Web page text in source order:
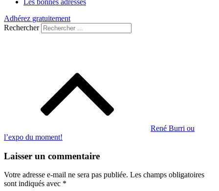
Les bonnes adresses
Adhérez gratuitement
Rechercher
René Burri ou
l’expo du moment!
Laisser un commentaire
Votre adresse e-mail ne sera pas publiée. Les champs obligatoires
sont indiqués avec *